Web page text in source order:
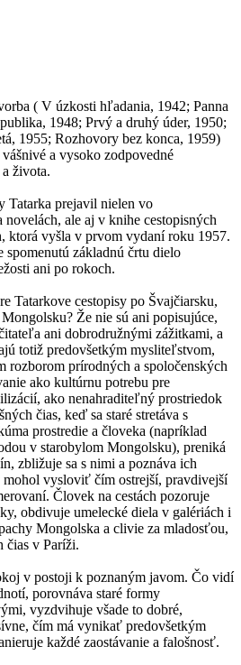
( V úzkosti hľadania, 1942; Panna
1948; Prvý a druhý úder, 1950;
1955; Rozhovory bez konca, 1959)
a vysoko zodpovedné
života.
Tatarka prejavil nielen vo
ale aj v knihe cestopisných
ktorá vyšla v prvom vydaní roku 1957.
spomenutú základnú črtu dielo
ani po rokoch.
Tatarkove cestopisy po Švajčiarsku,
Že nie sú ani popisujúce,
ani dobrodružnými zážitkami, a
totiž predovšetkým mysliteľstvom,
rozborom prírodných a spoločenských
ako kultúrnu potrebu pre
ako nenahraditeľný prostriedok
čias, keď sa staré stretáva s
prostredie a človeka (napríklad
v starobylom Mongolsku), preniká
zbližuje sa s nimi a poznáva ich
vysloviť čím ostrejší, pravdivejší
Človek na cestách pozoruje
obdivuje umelecké diela v galériách i
Mongolska a clivie za mladosťou,
čias v Paríži.
v postoji k poznaným javom. Čo vidí
porovnáva staré formy
vyzdvihuje všade to dobré,
čím má vynikať predovšetkým
každé zaostávanie a falošnosť.